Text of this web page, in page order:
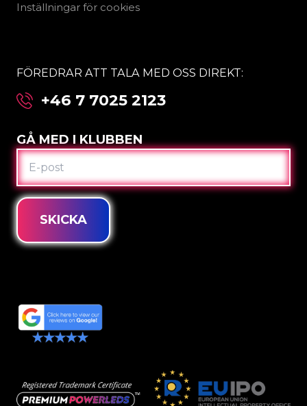
Inställningar för cookies
FÖREDRAR ATT TALA MED OSS DIREKT:
+46 7 7025 2123
GÅ MED I KLUBBEN
E-
POST
SKICKA